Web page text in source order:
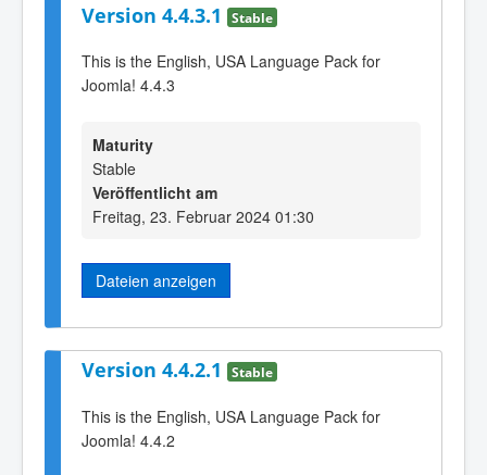
Version 4.4.3.1 Stable
This is the English, USA Language Pack for
Joomla! 4.4.3
Maturity
Stable
Veröffentlicht am
Freitag, 23. Februar 2024 01:30
Dateien anzeigen
Version 4.4.2.1 Stable
This is the English, USA Language Pack for
Joomla! 4.4.2